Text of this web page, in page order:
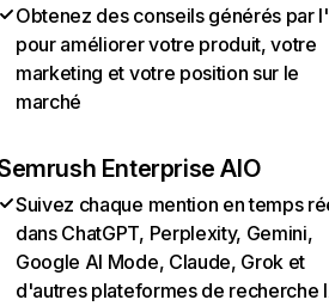
Obtenez des conseils générés par
pour améliorer votre produit, votre
marketing et votre position sur le
marché
Enterprise AIO
Suivez chaque mention en temps
dans ChatGPT, Perplexity, Gemini,
Google AI Mode, Claude, Grok et
d'autres plateformes de recherche